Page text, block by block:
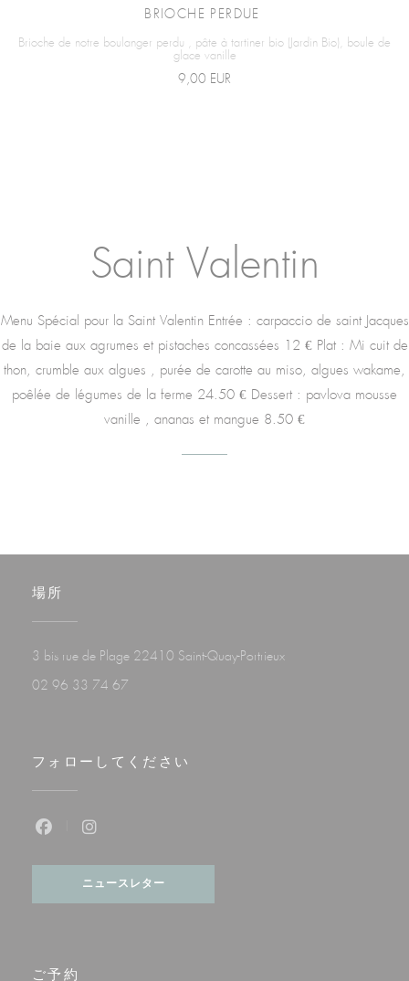
BRIOCHE PERDUE
Brioche de notre boulanger perdu , pâte à tartiner bio (Jardin Bio), boule de
glace vanille
9,00 EUR
Saint Valentin
Menu Spécial pour la Saint Valentin Entrée : carpaccio de saint Jacques
de la baie aux agrumes et pistaches concassées 12 € Plat : Mi cuit de
thon, crumble aux algues , purée de carotte au miso, algues wakame,
poêlée de légumes de la ferme 24.50 € Dessert : pavlova mousse
vanille , ananas et mangue 8.50 €
場所
3 bis rue de Plage 22410 Saint-Quay-Portrieux((新しいウィンドウで
02 96 33 74 67
フォローしてください
ニュースレター
ご予約